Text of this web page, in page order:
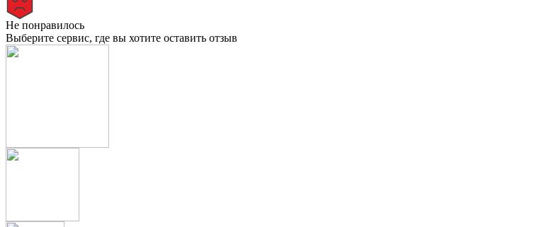
Не понравилось
Выберите сервис, где вы хотите оставить отзыв